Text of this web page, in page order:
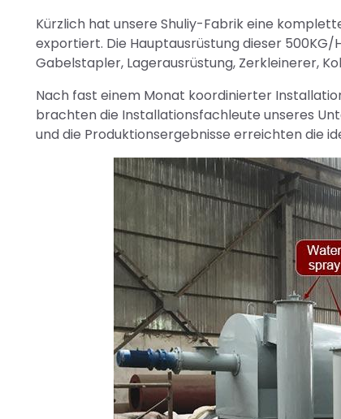
Kürzlich hat unsere Shuliy-Fabrik eine
exportiert. Die Hauptausrüstung dieser
Gabelstapler, Lagerausrüstung, Zerkleinerer,
Nach fast einem Monat koordinierter
brachten die Installationsfachleute unseres
und die Produktionsergebnisse erreichten die